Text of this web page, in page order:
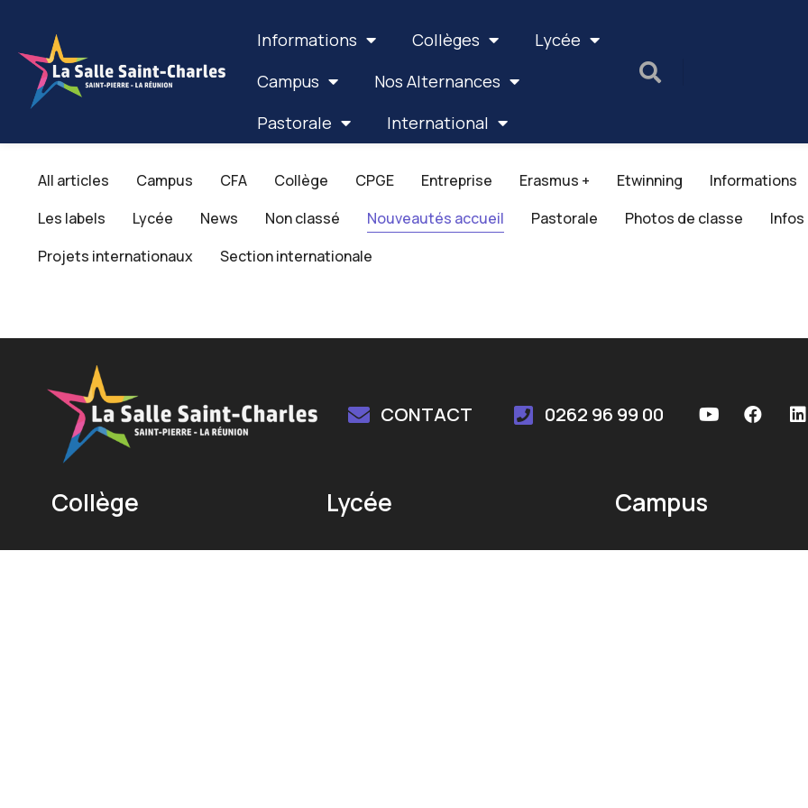
Informations Collèges
Lycée
Campus
Nos Alternances
Pastorale
International
All articles Campus CFA Collège CPGE Entreprise Erasmus + Etwinning
Informations
Les labels
Lycée News Non classé Nouveautés accueil Pastorale Photos de classe
Projets internationaux
Section internationale
CONTACT 0262 96 99 00
Collège Lycée Campus